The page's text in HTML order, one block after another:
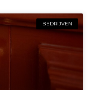
BEDRIJVEN